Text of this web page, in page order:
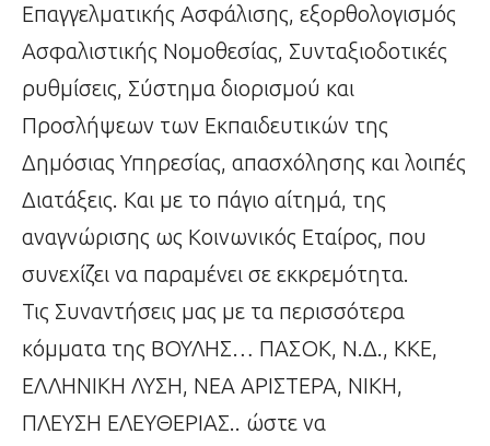
Επαγγελματικής Ασφάλισης, εξορθολογισμός
Ασφαλιστικής Νομοθεσίας, Συνταξιοδοτικές
ρυθμίσεις, Σύστημα διορισμού και
Προσλήψεων των Εκπαιδευτικών της
Δημόσιας Υπηρεσίας, απασχόλησης και λοιπές
Διατάξεις. Και με το πάγιο αίτημά, της
αναγνώρισης ως Κοινωνικός Εταίρος, που
συνεχίζει να παραμένει σε εκκρεμότητα.
Τις Συναντήσεις μας με τα περισσότερα
κόμματα της ΒΟΥΛΗΣ… ΠΑΣΟΚ, Ν.Δ., ΚΚΕ,
ΕΛΛΗΝΙΚΗ ΛΥΣΗ, ΝΕΑ ΑΡΙΣΤΕΡΑ, ΝΙΚΗ,
ΠΛΕΥΣΗ ΕΛΕΥΘΕΡΙΑΣ.. ώστε να